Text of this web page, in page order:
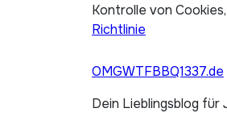
Kontrolle von
Richtlinie
OMGWTFBBQ1337.de
Dein Lieblingsblog für